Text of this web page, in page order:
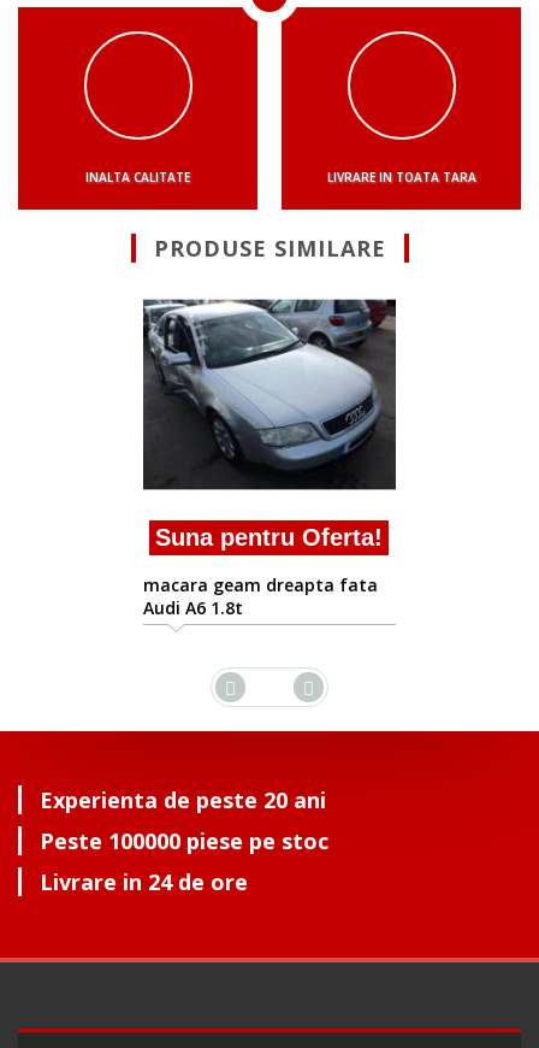
INALTA CALITATE LIVRARE IN TOATA TARA
PRODUSE SIMILARE
Suna pentru
macara geam dreapta
Audi A6 1997-2005/01
Experienta de peste 20 ani
Peste 100000 piese pe stoc
Livrare in 24 de ore